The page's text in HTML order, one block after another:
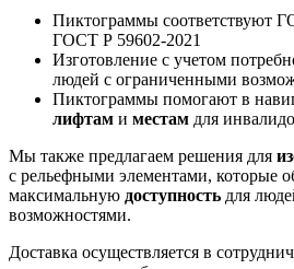
Пиктограммы соответствуют
ГОСТ Р 59602-2021
Изготовление с учетом
людей с ограниченными
Пиктограммы помогают в
лифтам и местам для
Мы также предлагаем решения для
с рельефными элементами, которые
максимальную доступность для
возможностями.
Доставка осуществляется в